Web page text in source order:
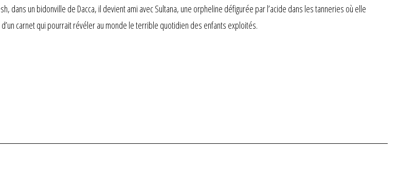
dans un bidonville de Dacca, il devient ami avec Sultana, une orpheline défigurée par l’acide dans les tanneries où elle
carnet qui pourrait révéler au monde le terrible quotidien des enfants exploités.